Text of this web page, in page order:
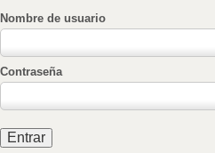
Nombre de usuario
Contraseña